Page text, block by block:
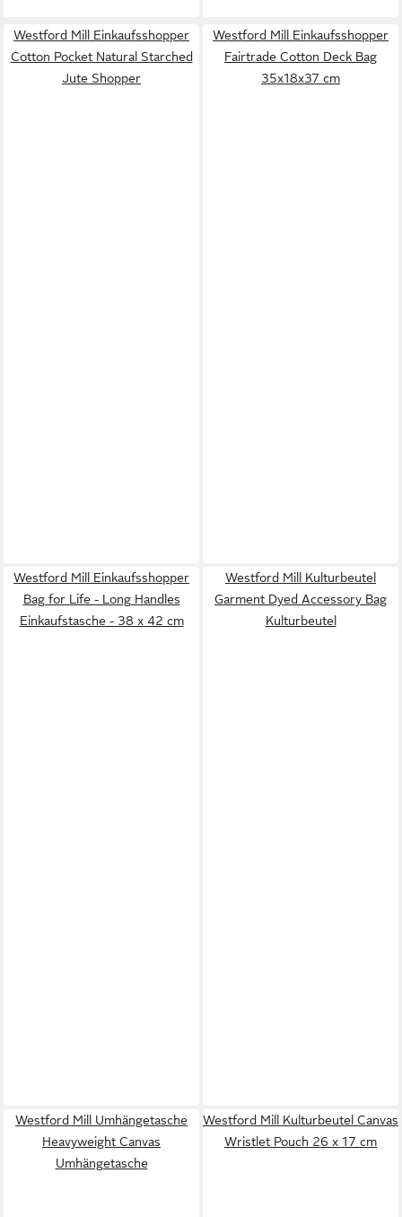
Westford Mill Einkaufsshopper
Cotton Pocket Natural Starched
Jute Shopper
Westford Mill Einkaufsshopper
Fairtrade Cotton Deck Bag
35x18x37 cm
Westford Mill Einkaufsshopper
Bag for Life - Long Handles
Einkaufstasche - 38 x 42 cm
Westford Mill Kulturbeutel
Garment Dyed Accessory Bag
Kulturbeutel
Westford Mill Umhängetasche
Heavyweight Canvas
Umhängetasche
Westford Mill Kulturbeutel Canvas
Wristlet Pouch 26 x 17 cm